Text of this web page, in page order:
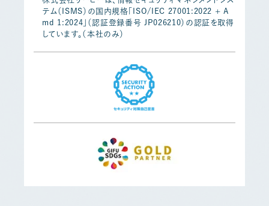
テム（ISMS）の国内規格「ISO/IEC 27001:2022 + A
md 1:2024」（認証登録番号 JP026210）の認証を取得
しています。（本社のみ）